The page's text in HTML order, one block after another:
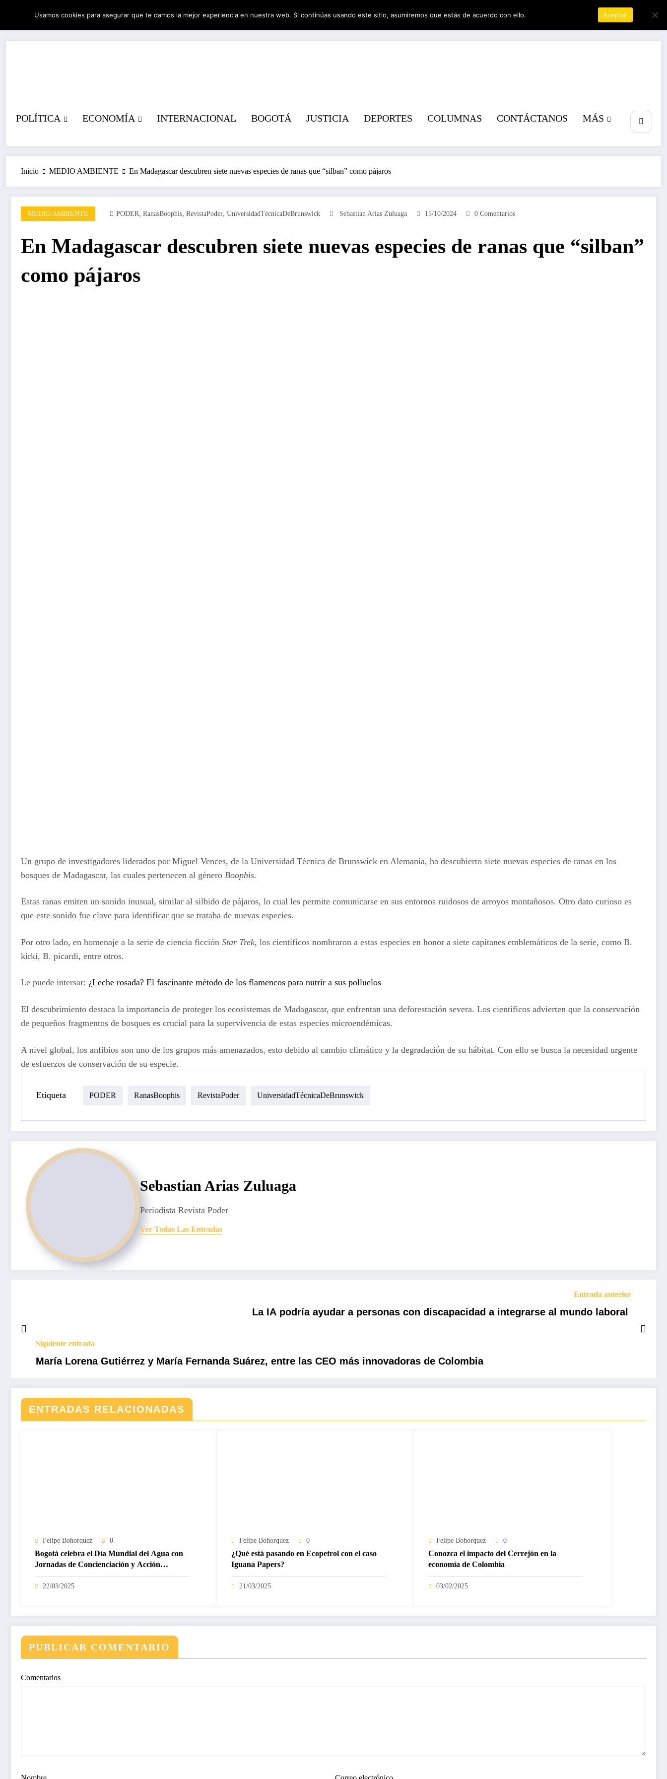
contenido
07/08/2026 12:59:41 AM
POLÍTICA ECONOMÍA INTERNACIONAL BOGOTÁ JUSTICIA DEPORTES COLUMNAS CONTÁCTANOS MÁS
Inicio MEDIO AMBIENTE En Madagascar descubren siete nuevas especies de ranas que “silban” como pájaros
MEDIO AMBIENTE PODER, RanasBoophis, RevistaPoder, UniversidadTécnicaDeBrunswick Sebastian Arias Zuluaga 15/10/2024 0 Comentarios
En Madagascar descubren siete nuevas especies de ranas que “silban”
como pájaros
Un grupo de investigadores liderados por Miguel Vences, de la Universidad Técnica de Brunswick en Alemania, ha descubierto siete nuevas especies de ranas en los
bosques de Madagascar, las cuales pertenecen al género Boophis.
Estas ranas emiten un sonido inusual, similar al silbido de pájaros, lo cual les permite comunicarse en sus entornos ruidosos de arroyos montañosos. Otro dato curioso es
que este sonido fue clave para identificar que se trataba de nuevas especies.
Por otro lado, en homenaje a la serie de ciencia ficción Star Trek, los científicos nombraron a estas especies en honor a siete capitanes emblemáticos de la serie, como B.
kirki, B. picardi, entre otros.
Le puede intersar: ¿Leche rosada? El fascinante método de los flamencos para nutrir a sus polluelos
El descubrimiento destaca la importancia de proteger los ecosistemas de Madagascar, que enfrentan una deforestación severa. Los científicos advierten que la conservación
de pequeños fragmentos de bosques es crucial para la supervivencia de estas especies microendémicas.
A nivel global, los anfibios son uno de los grupos más amenazados, esto debido al cambio climático y la degradación de su hábitat. Con ello se busca la necesidad urgente
de esfuerzos de conservación de su especie.
Etiqueta PODER RanasBoophis RevistaPoder UniversidadTécnicaDeBrunswick
Sebastian Arias Zuluaga
Periodista Revista Poder
Ver Todas Las Entradas
Entrada anterior
La IA podría ayudar a personas con discapacidad a integrarse al mundo laboral
Siguiente entrada
María Lorena Gutiérrez y María Fernanda Suárez, entre las CEO más innovadoras de Colombia
ENTRADAS RELACIONADAS
Felipe Bohorquez 0
Bogotá celebra el Día Mundial del Agua con
Jornadas de Concienciación y Acción
Ambiental
22/03/2025
Felipe Bohorquez 0
¿Qué está pasando en Ecopetrol con el caso
Iguana Papers?
21/03/2025
Felipe Bohorquez 0
Conozca el impacto del Cerrejón en la
economía de Colombia
03/02/2025
PUBLICAR COMENTARIO
Comentarios
Usamos cookies para asegurar que te damos la mejor experiencia en nuestra web. Si continúas usando este sitio, asumiremos que estás de acuerdo con ello. Aceptar